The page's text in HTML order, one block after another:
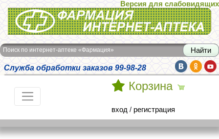
Интернет-аптека Фармация
Версия для слабовидящих
Поиск по интернет-аптеке «Фармация»
Служба обработки заказов 99-98-28
Корзина
вход / регистрация